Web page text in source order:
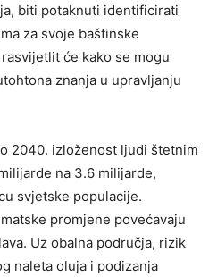
biti potaknuti identificirati
za svoje baštinske
će kako se mogu
znanja u upravljanju
2040. izloženost ljudi štetnim
na 3.6 milijarde,
svjetske populacije.
promjene povećavaju
Uz obalna područja, rizik
naleta oluja i podizanja